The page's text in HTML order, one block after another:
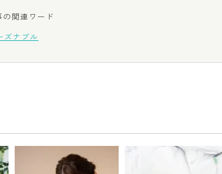
の関連ワード
ズナブル